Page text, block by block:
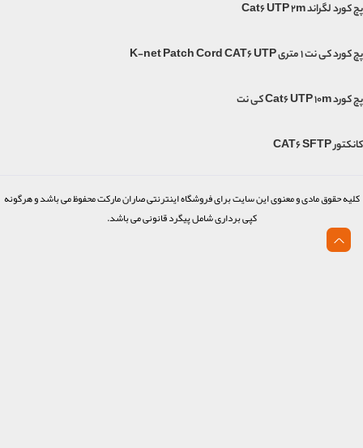
پچ کورد لگراند Cat6 UTP 2m
پچ کورد کی نت 1 متری K-net Patch Cord CAT6 UTP
پچ کورد Cat6 UTP 10m کی نت
کانکتور CAT6 SFTP
کلیه حقوق مادی و معنوی این سایت برای فروشگاه اینترنتی صاران مارکت محفوظ می باشد و هرگونه
کپی برداری شامل پیگرد قانونی می باشد.